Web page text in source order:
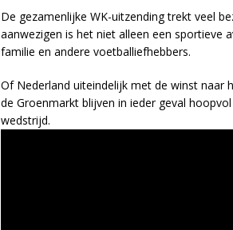
De gezamenlijke WK-uitzending trekt veel
aanwezigen is het niet alleen een sportieve
familie en andere voetballiefhebbers.
Of Nederland uiteindelijk met de winst naar
de Groenmarkt blijven in ieder geval
wedstrijd.